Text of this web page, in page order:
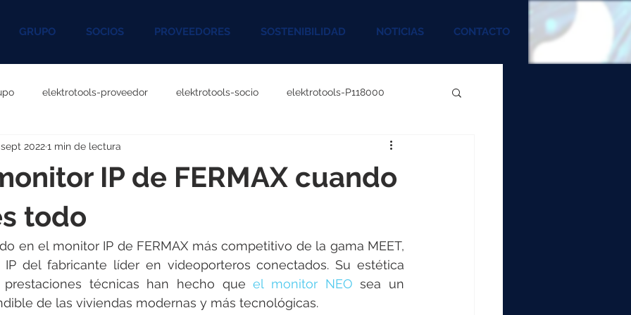
GRUPO SOCIOS PROVEEDORES SOSTENIBILIDAD NOTICIAS CONTACTO
elektrotools-proveedor elektrotools-socio elektrotools-P118000
P060000 elektrotools-P027000
P096000
P046000 elektrotools-P121000 elektrotools-P118000
IP de FERMAX cuando
todo
20221 min de lectura
en el monitor IP de FERMAX más competitivo de la gama MEET,
IP del fabricante líder en videoporteros conectados. Su estética
prestaciones técnicas han hecho que el monitor NEO sea un
de las viviendas modernas y más tecnológicas.